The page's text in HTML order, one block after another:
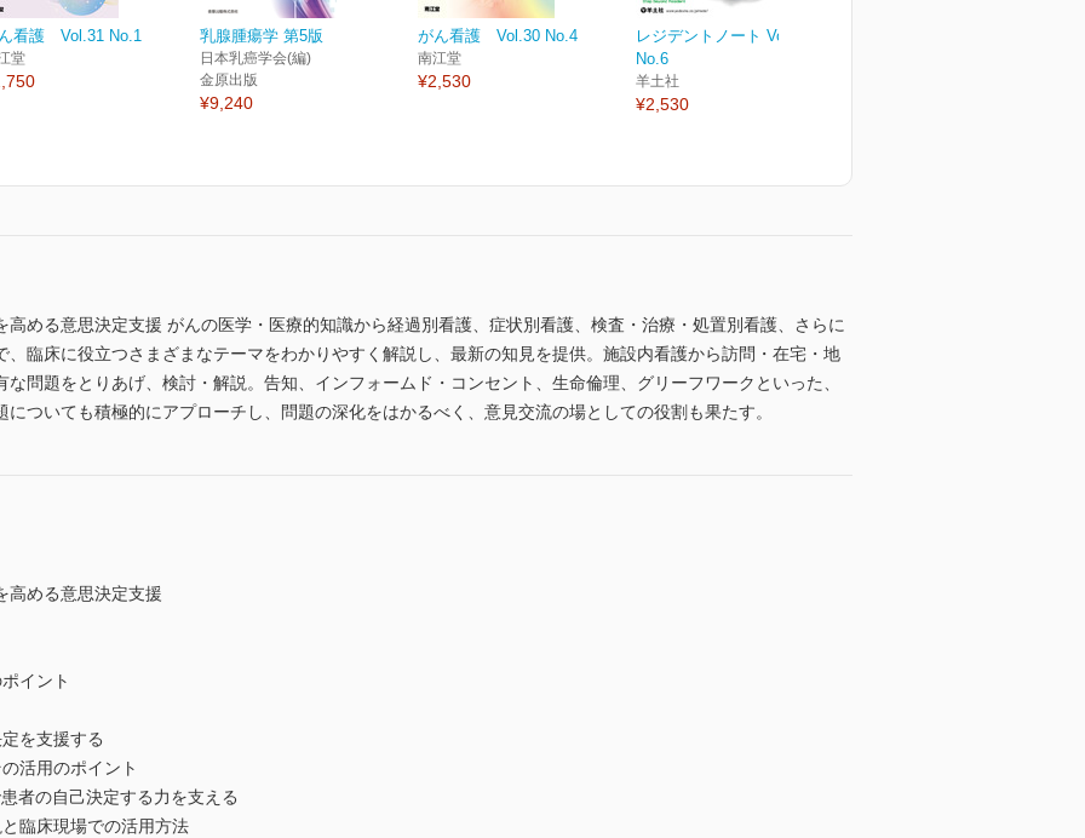
看護 Vol.31 No.1
堂
乳腺腫瘍学 第5版
日本乳癌学会(編)
金原出版
¥9,240
がん看護 Vol.30 No.4
南江堂
¥2,530
レジデントノート Vol.27
No.6
羊土社
¥2,530
める意思決定支援 がんの医学・医療的知識から経過別看護、症状別看護、検査・治療・処置別看護、さらに
、臨床に役立つさまざまなテーマをわかりやすく解説し、最新の知見を提供。施設内看護から訪問・在宅・地
問題をとりあげ、検討・解説。告知、インフォームド・コンセント、生命倫理、グリーフワークといった、
ついても積極的にアプローチし、問題の深化をはかるべく、意見交流の場としての役割も果たす。
高める意思決定支援
イント
を支援する
活用のポイント
者の自己決定する力を支える
臨床現場での活用方法